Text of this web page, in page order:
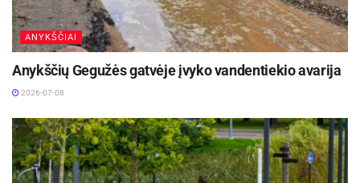
ANYKŠČIAI
Anykščių Gegužės gatvėje įvyko vandentiekio avarija
2026-07-08